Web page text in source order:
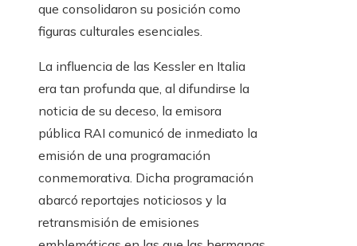
que consolidaron su posición como
figuras culturales esenciales.
La influencia de las Kessler en Italia
era tan profunda que, al difundirse la
noticia de su deceso, la emisora
pública RAI comunicó de inmediato la
emisión de una programación
conmemorativa. Dicha programación
abarcó reportajes noticiosos y la
retransmisión de emisiones